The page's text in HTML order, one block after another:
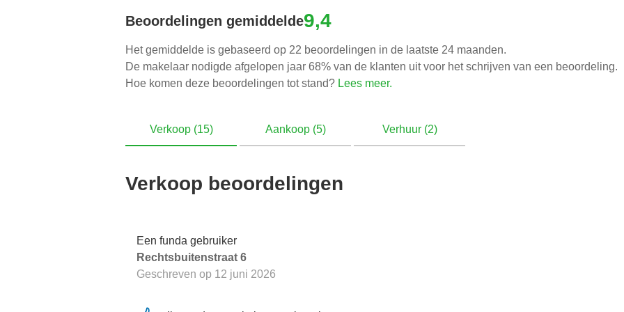
Beoordelingen gemiddelde9,4
Het gemiddelde is gebaseerd op 22 beoordelingen in de laatste 24 maanden.
De makelaar nodigde afgelopen jaar 68% van de klanten uit voor het schrijven van een beoordeling.
Hoe komen deze beoordelingen tot stand? Lees meer.
Verkoop (15) Aankoop (5) Verhuur (2)
Verkoop beoordelingen
Een funda gebruiker
Rechtsbuitenstraat 6
Geschreven op 12 juni 2026